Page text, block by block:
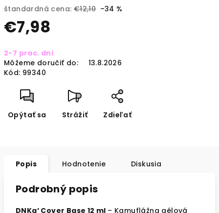
štandardná cena: €12,10 –34 %
€7,98
cena:
2-7 prac. dni
Môžeme doručiť do:
13.8.2026
Kód: 99340
Opýtať sa Strážiť Zdieľať
Popis Hodnotenie Diskusia
Podrobný popis
DNKa’ Cover Base 12 ml – Kamuflážna gélová